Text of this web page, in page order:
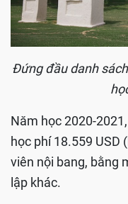
Đứng đầu danh
Năm học 2020-
học phí 18.559 USD
viên nội bang, bằng
lập khác.